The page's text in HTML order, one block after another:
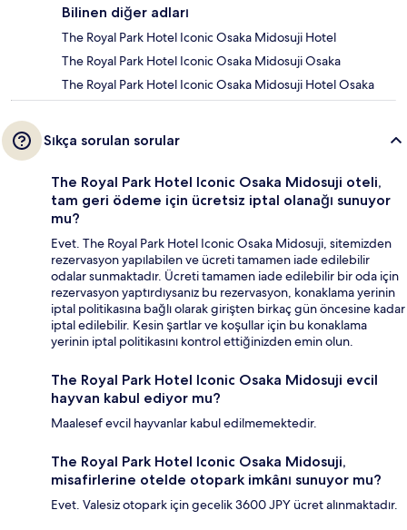
Bilinen diğer adları
The Royal Park Hotel Iconic Osaka Midosuji Hotel
The Royal Park Hotel Iconic Osaka Midosuji Osaka
The Royal Park Hotel Iconic Osaka Midosuji Hotel Osaka
Sıkça sorulan sorular
The Royal Park Hotel Iconic Osaka Midosuji oteli,
tam geri ödeme için ücretsiz iptal olanağı sunuyor
mu?
Evet. The Royal Park Hotel Iconic Osaka Midosuji, sitemizden
rezervasyon yapılabilen ve ücreti tamamen iade edilebilir
odalar sunmaktadır. Ücreti tamamen iade edilebilir bir oda için
rezervasyon yaptırdıysanız bu rezervasyon, konaklama yerinin
iptal politikasına bağlı olarak girişten birkaç gün öncesine kadar
iptal edilebilir. Kesin şartlar ve koşullar için bu konaklama
yerinin iptal politikasını kontrol ettiğinizden emin olun.
The Royal Park Hotel Iconic Osaka Midosuji evcil
hayvan kabul ediyor mu?
Maalesef evcil hayvanlar kabul edilmemektedir.
The Royal Park Hotel Iconic Osaka Midosuji,
misafirlerine otelde otopark imkânı sunuyor mu?
Evet. Valesiz otopark için gecelik 3600 JPY ücret alınmaktadır.